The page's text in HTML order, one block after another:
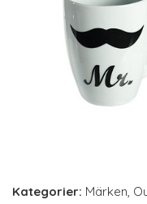
Kategorier: Märken,